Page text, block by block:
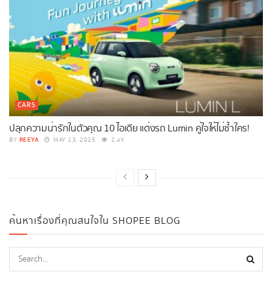
CARS
ปลุกความน่ารักในตัวคุณ 10 ไอเดีย แต่งรถ Lumin คู่ใจให้ไม่ซ้ำใคร!
BY REEYA MAY 13, 2025 2.4K
ค้นหาเรื่องที่คุณสนใจใน SHOPEE BLOG